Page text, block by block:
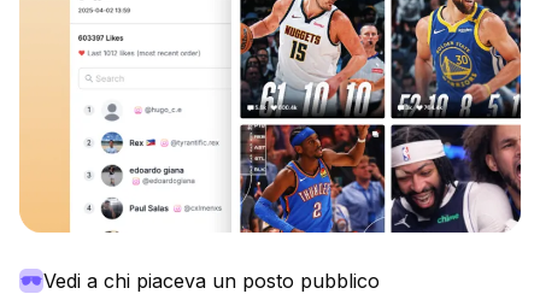
Vedi a chi piaceva un posto pubblico